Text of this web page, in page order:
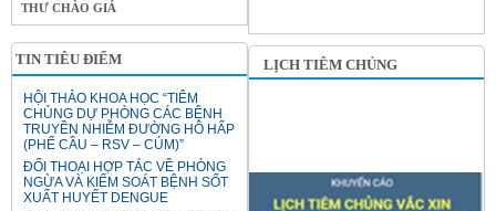
THƯ CHÀO GIÁ
TIN TIÊU ĐIỂM
HỘI THẢO KHOA HỌC “TIÊM
CHỦNG DỰ PHÒNG CÁC BỆNH
TRUYỀN NHIỄM ĐƯỜNG HÔ HẤP
(PHẾ CẦU – RSV – CÚM)”
ĐỐI THOẠI HỢP TÁC VỀ PHÒNG
NGỪA VÀ KIỂM SOÁT BỆNH SỐT
XUẤT HUYẾT DENGUE
LỊCH TIÊM CHỦNG